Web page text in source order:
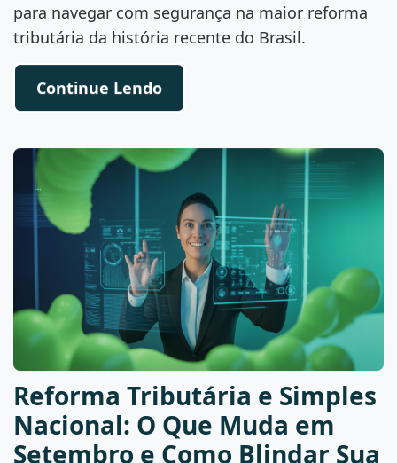
para navegar com segurança na maior reforma
tributária da história recente do Brasil.
Continue Lendo
Reforma Tributária e Simples
Nacional: O Que Muda em
Setembro e Como Blindar Sua